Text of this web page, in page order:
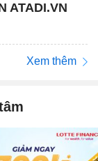
ATADI.VN
Xem thêm